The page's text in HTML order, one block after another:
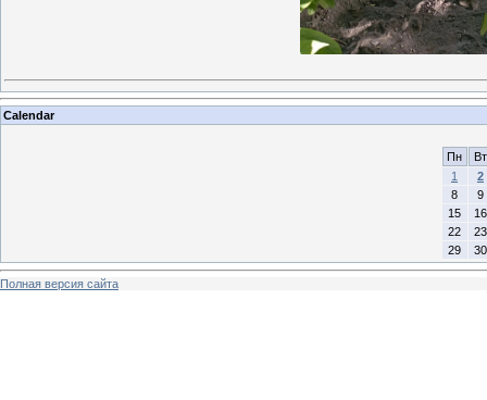
Calendar
Пн
Вт
1
2
8
9
15
16
22
23
29
30
Полная версия сайта